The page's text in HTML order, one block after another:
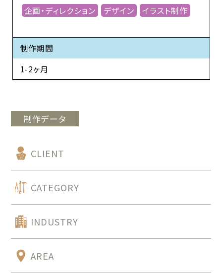
企画・ディレクション デザイン イラスト制作
制作期間
1-2ヶ月
制作データ
CLIENT
CATEGORY
INDUSTRY
AREA